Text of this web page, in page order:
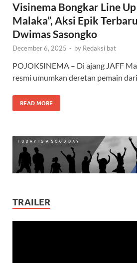
Visinema Bongkar Line
Malaka”, Aksi Epik
Dwimas Sasongko
December 6, 2025 - by Redaksi bat
POJOKSINEMA – Di ajang JAFF
resmi umumkan deretan pemain
READ MORE
TRAILER